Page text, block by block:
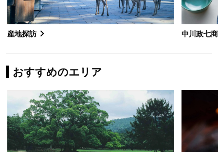
産地探訪 中川政七
おすすめのエリア